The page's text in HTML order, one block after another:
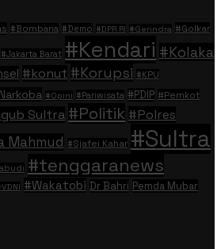
#Bombana #Demo #DPR RI #Gerindra #Golkar
#Jakarta Barat #Kendari #Kolaka
#konut #Korupsi #KPU
#Opini #Pariwisata #PDIP #Pemkot
Sultra #Politik #Polres
Mahmud #Sjafei Kahar #Sultra
#tenggaranews
#Wakatobi Dr Bahri Pemda Mubar